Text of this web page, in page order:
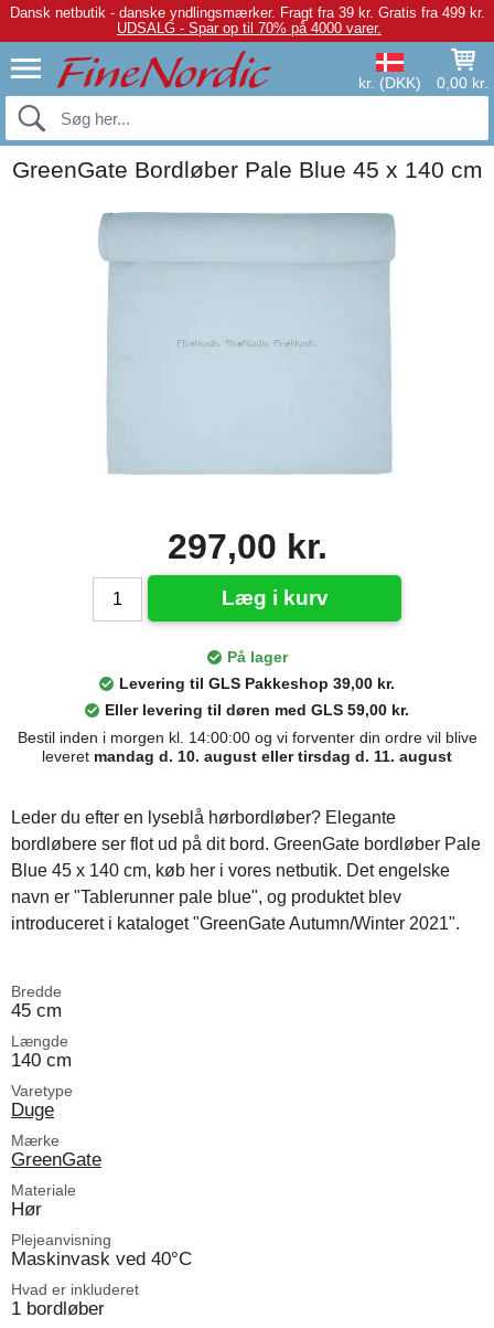
Dansk netbutik - danske yndlingsmærker. Fragt fra 39 kr. Gratis fra 499 kr.
UDSALG - Spar op til 70% på 4000 varer.
kr. (DKK) 0,00 kr.
GreenGate Bordløber Pale Blue 45 x 140 cm
297,00 kr.
Læg i kurv
På lager
Levering til GLS Pakkeshop 39,00 kr.
Eller levering til døren med GLS 59,00 kr.
Bestil inden i morgen kl. 14:00:00 og vi forventer din ordre vil blive
leveret mandag d. 10. august eller tirsdag d. 11. august
Leder du efter en lyseblå hørbordløber? Elegante
bordløbere ser flot ud på dit bord. GreenGate bordløber Pale
Blue 45 x 140 cm, køb her i vores netbutik. Det engelske
navn er "Tablerunner pale blue", og produktet blev
introduceret i kataloget "GreenGate Autumn/Winter 2021".
Bredde
45 cm
Længde
140 cm
Varetype
Duge
Mærke
GreenGate
Materiale
Hør
Plejeanvisning
Maskinvask ved 40°C
Hvad er inkluderet
1 bordløber